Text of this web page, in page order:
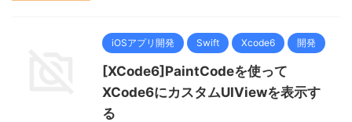
iOSアプリ開発 Swift Xcode6 開発
[XCode6]PaintCodeを使って
XCode6にカスタムUIViewを表示す
る